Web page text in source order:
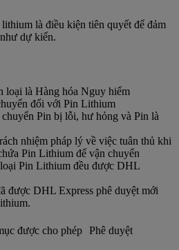
là điều kiện tiên quyết để đảm
dự kiến.
loại là Hàng hóa Nguy hiểm
đối với Pin Lithium
Pin bị lỗi, hư hỏng và Pin là
nhiệm pháp lý về việc tuân thủ khi
Pin Lithium để vận chuyển
Pin Lithium đều được DHL
được DHL Express phê duyệt mới
được cho phép Phê duyệt